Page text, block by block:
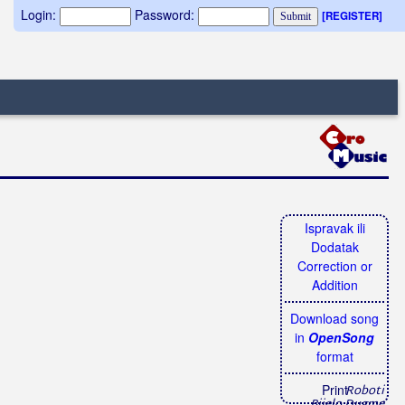
Login: Password: [REGISTER]
Ispravak ili
Dodatak
Correction or
Addition
Download song
in OpenSong
format
PrintRoboti